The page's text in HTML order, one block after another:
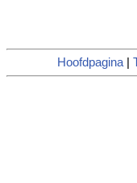
Hoofdpagina|